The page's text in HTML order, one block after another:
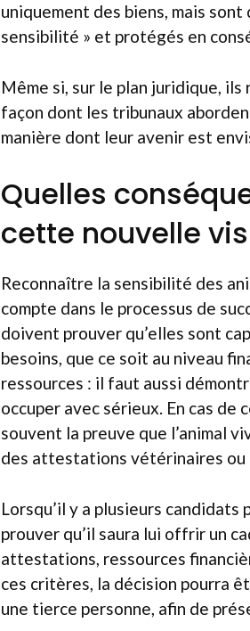
uniquement des biens, mais
sensibilité » et protégés en
Même si, sur le plan juridique,
façon dont les tribunaux
manière dont leur avenir est
Quelles
cette nouvelle
Reconnaître la sensibilité des
compte dans le processus de
doivent prouver qu’elles sont
besoins, que ce soit au niveau
ressources : il faut aussi
occuper avec sérieux. En cas
souvent la preuve que l’animal
des attestations vétérinaires ou
Lorsqu’il y a plusieurs
prouver qu’il saura lui offrir un
attestations, ressources
ces critères, la décision pourra
une tierce personne, afin de